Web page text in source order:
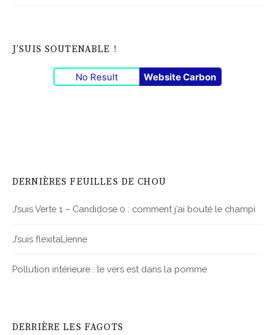
J’SUIS SOUTENABLE !
No Result Website Carbon
DERNIÈRES FEUILLES DE CHOU
J’suis Verte 1 – Candidose 0 : comment j’ai bouté le champi
J’suis flexitaLienne
Pollution intérieure : le vers est dans la pomme
DERRIÈRE LES FAGOTS